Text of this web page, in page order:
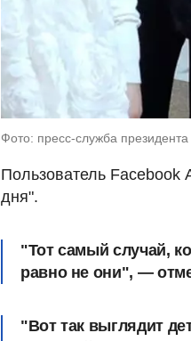
Фото: пресс-служба
Пользователь Facebook
дня".
"Тот самый случай,
равно не они", —
"Вот так выглядит